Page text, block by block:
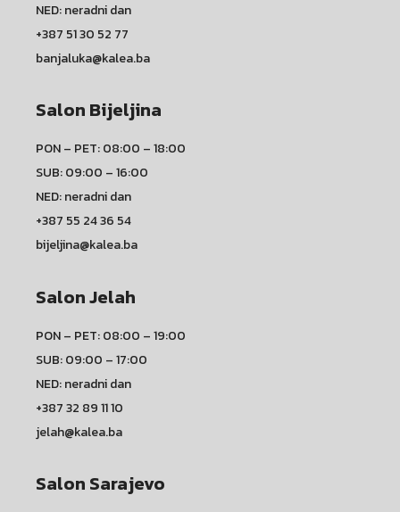
NED: neradni dan
+387 51 30 52 77
banjaluka@kalea.ba
Salon Bijeljina
PON – PET: 08:00 – 18:00
SUB: 09:00 – 16:00
NED: neradni dan
+387 55 24 36 54
bijeljina@kalea.ba
Salon Jelah
PON – PET: 08:00 – 19:00
SUB: 09:00 – 17:00
NED: neradni dan
+387 32 89 11 10
jelah@kalea.ba
Salon Sarajevo